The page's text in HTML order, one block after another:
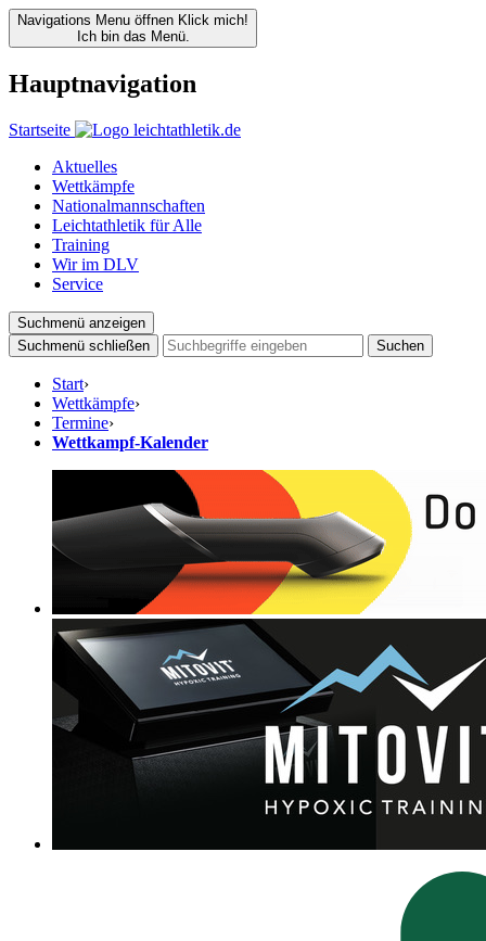
Navigations Menu öffnen Klick mich!
Ich bin das Menü.
Hauptnavigation
Startseite
Aktuelles
Wettkämpfe
Nationalmannschaften
Leichtathletik für Alle
Training
Wir im DLV
Service
Suchmenü anzeigen
Suchmenü schließen
Suchen
Start›
Wettkämpfe›
Termine›
Wettkampf-Kalender